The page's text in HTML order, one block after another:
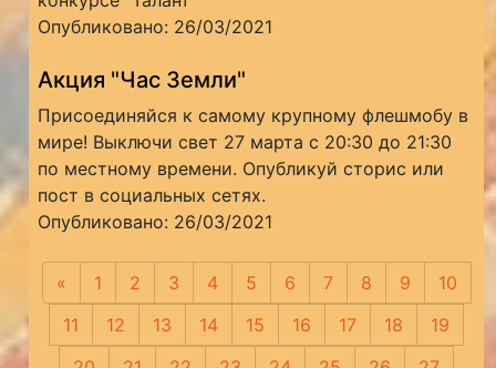
Опубликовано: 26/03/2021
Акция "Час Земли"
Присоединяйся к самому крупному флешмобу в
мире! Выключи свет 27 марта с 20:30 до 21:30
по местному времени. Опубликуй сторис или
пост в социальных сетях.
Опубликовано: 26/03/2021
« Предыдущая
1 2 3 4 5 6 7 8 9
10
11
12 13 14 15 16 17 18
19